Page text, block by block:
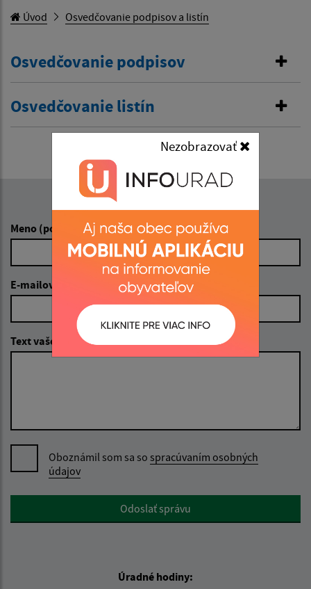
Úvod Osvedčovanie podpisov a listín
Osvedčovanie podpisov
Osvedčovanie listín
Meno (povinné)
E-mailová adresa (povinné)
Text vašej správy (povinné)
Oboznámil som sa so spracúvaním osobných
údajov
Google reCaptcha ResponseOdoslať správu
Úradné hodiny:
Nezobrazovať